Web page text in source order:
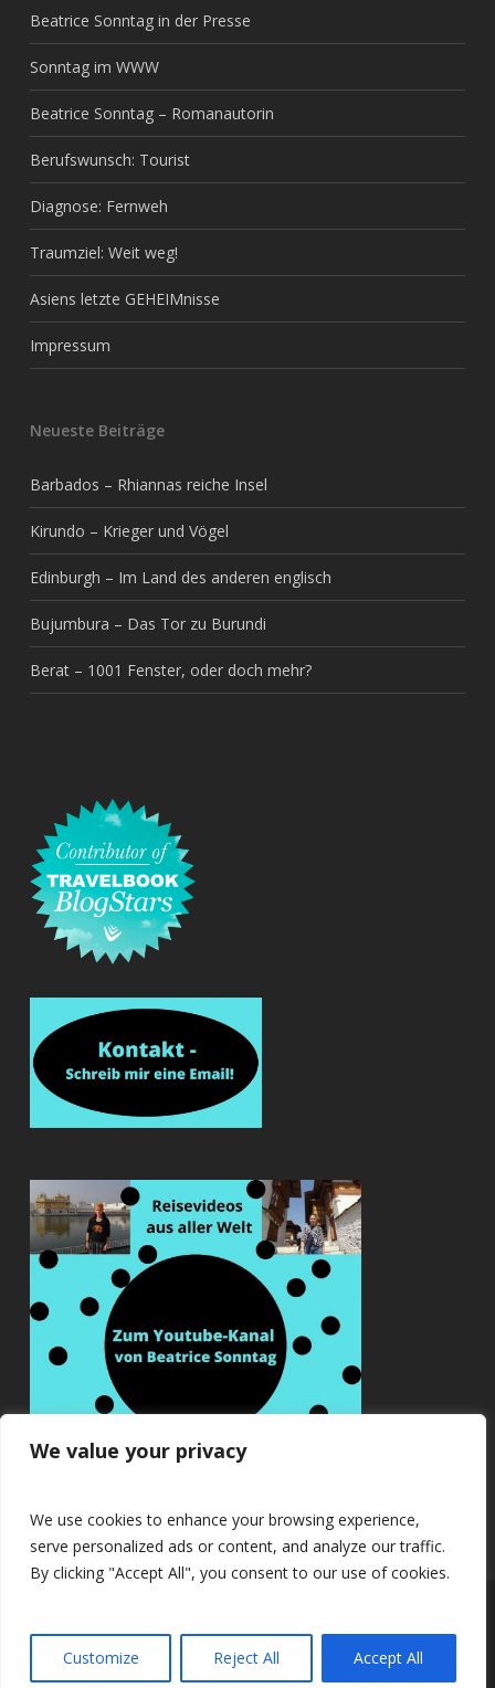
We value your privacy
We use cookies to enhance your browsing experience,
serve personalized ads or content, and analyze our traffic.
By clicking "Accept All", you consent to our use of cookies.
Customize Reject All Accept All
Beatrice Sonntag in der Presse
Sonntag im WWW
Beatrice Sonntag – Romanautorin
Berufswunsch: Tourist
Diagnose: Fernweh
Traumziel: Weit weg!
Asiens letzte GEHEIMnisse
Impressum
Neueste Beiträge
Barbados – Rhiannas reiche Insel
Kirundo – Krieger und Vögel
Edinburgh – Im Land des anderen englisch
Bujumbura – Das Tor zu Burundi
Berat – 1001 Fenster, oder doch mehr?
twitterfacebook
youtube instagram